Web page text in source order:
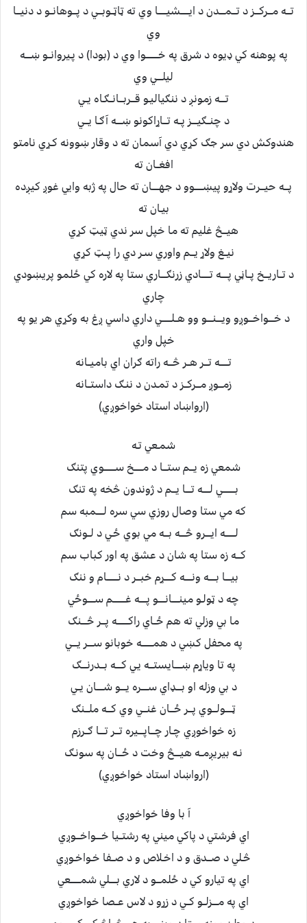
تـــه مـــرکـــز د تـــمــــدن د ايــــــشيــــــا وي ته ټاټــوبـــي د پـــوهانــو د دنيـــا
وي
په پوهنه کي ډيوه د شرق په خـــــــــوا وي د (بودا) د پـيروانــو ښــــه
ليلــــي وي
تــــه زمونږ د ننګياليـو قـــربـــانــګـاه يــي
د چنــګيــــز پــه تـــاړاکونو ښــــه آګـا يـــي
هندوکش دي سر جګ کړي دي آسمان ته د وقار ښوونه کـړي نامتو
افغــان ته
پـــه حيـــرت ولاړو پيښــــــوو د جهـــــان ته حال په ژبه وايي غوږ کيږده
بيـان ته
هيـــڅ غليم ته ما خپل سر ندي ټيټ کړي
نيــغ ولاړ يـــم واوري سـر دي را پــټ کړي
د تــاريـــخ پــاڼي پـــــه تــــــادي زرنګــــاري ستا په لاره کي ځلمو پريښودي
چاري
د خــــواخـــوږو ويــــنــــو وو هــلـــــــي داري داسي ږغ به وکړي هر يو په
خپل واري
تــــــه تـــر هــر څـــه راته ګران اي باميــانه
زمـــوږ مـــرکــز د تمـدن د ننـګ داستــانه
(ارواښاد استاد خواخوږي)
شمـعي تـه
شمعي زه يـــم ستـــا د مــــــخ ســــــــوي پتنګ
بـــــــــي لـــــه تــــا يـــم د ژوندون څخه په تنګ
که مي ستا وصال روزي سي سره لـــــمبه سم
لـــــــه ايــــرو څــــه بـــه مي بوي ځـي د لــونګ
کـــه زه ستا په شان د عشق په اور کباب سم
بيــــا بـــــه ونـــــه کـــــړم خبـــر د نــــــــام و ننګ
چه د ټولـو مينـــــانـــــو پـــــه غـــــــــم ســـــوځي
ما بي وزلي ته هم ځــاي راکــــــــه پـــر څــــنګ
په محفل کښي د همــــــــه خوبانو ســــر يــــي
په تا وياړم ښـــــايستـــه يـي کــــه بـــدرنــــګ
د بي وزله او بــــډاي ســـــره يــــو شـــــان يــي
ټـــــولـــوي پـــر ځـــان غنـــي وي کـــه ملـــنګ
زه خواخوږي چـار چـــاپــــيره تـــر تــــا ګــرزم
نـه بيريږمــه هيــــڅ وخت د ځـــان په سونـګ
(ارواښاد استاد خواخوږي)
آ با وفا خواخوږي
اي فرشتي د پاکي ميني په رشتــيا خــــواخـــوږي
څـلي د صـــدق و د اخـلاص و د صــفا خـواخـوږي
اي په تيارو کي د ځلمـــو د لاري بـــــلي شمـــــــعي
اي په مــــزلــو کــي د زړو د لاس عــصا خواخوږي